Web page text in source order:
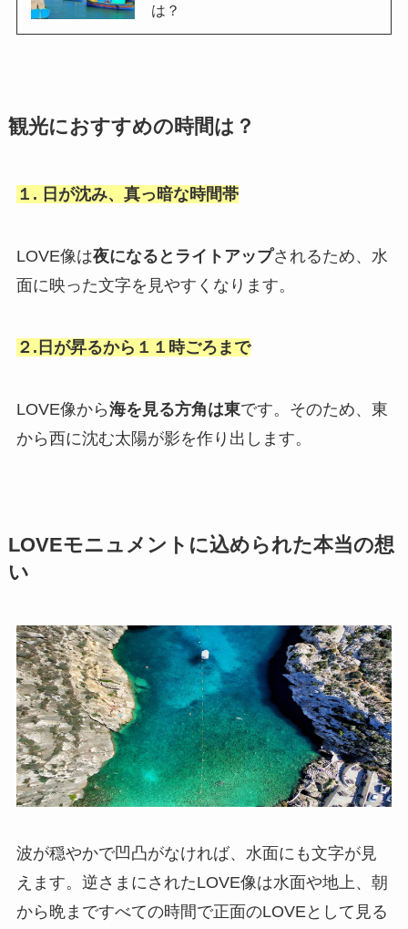
は？
観光におすすめの時間は？
１. 日が沈み、真っ暗な時間帯
LOVE像は夜になるとライトアップされるため、水
面に映った文字を見やすくなります。
２.日が昇るから１１時ごろまで
LOVE像から海を見る方角は東です。そのため、東
から西に沈む太陽が影を作り出します。
LOVEモニュメントに込められた本当の想
い
波が穏やかで凹凸がなければ、水面にも文字が見
えます。逆さまにされたLOVE像は水面や地上、朝
から晩まですべての時間で正面のLOVEとして見る